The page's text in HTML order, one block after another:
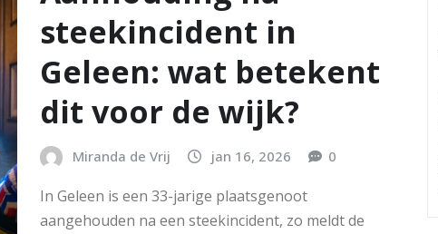
steekincident in
Geleen: wat betekent
dit voor de wijk?
Miranda de Vrij jan 16, 2026 0
In Geleen is een 33-jarige plaatsgenoot
aangehouden na een steekincident, zo meldt de